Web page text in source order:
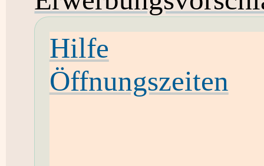
Hilfe
Öffnungszeiten